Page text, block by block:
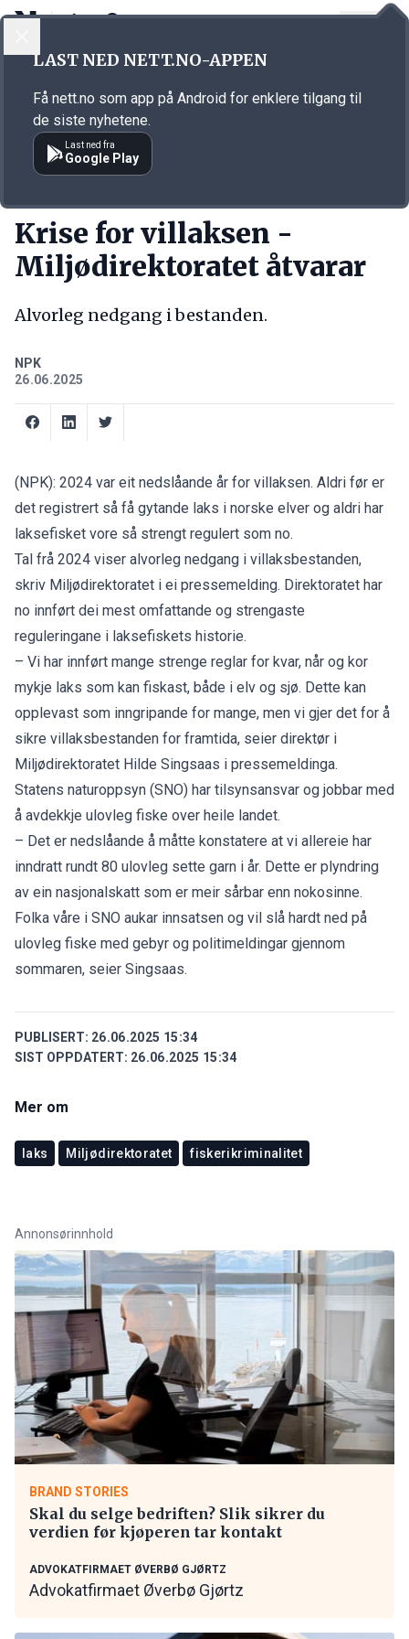
Annonsørinnhold
Krise for villaksen -
Miljødirektoratet åtvarar
Alvorleg nedgang i bestanden.
NPK
26.06.2025
(NPK): 2024 var eit nedslåande år for villaksen. Aldri før er
det registrert så få gytande laks i norske elver og aldri har
laksefisket vore så strengt regulert som no.
Tal frå 2024 viser alvorleg nedgang i villaksbestanden,
skriv Miljødirektoratet i ei pressemelding. Direktoratet har
no innført dei mest omfattande og strengaste
reguleringane i laksefiskets historie.
– Vi har innført mange strenge reglar for kvar, når og kor
mykje laks som kan fiskast, både i elv og sjø. Dette kan
opplevast som inngripande for mange, men vi gjer det for å
sikre villaksbestanden for framtida, seier direktør i
Miljødirektoratet Hilde Singsaas i pressemeldinga.
Statens naturoppsyn (SNO) har tilsynsansvar og jobbar med
å avdekkje ulovleg fiske over heile landet.
– Det er nedslåande å måtte konstatere at vi allereie har
inndratt rundt 80 ulovleg sette garn i år. Dette er plyndring
av ein nasjonalskatt som er meir sårbar enn nokosinne.
Folka våre i SNO aukar innsatsen og vil slå hardt ned på
ulovleg fiske med gebyr og politimeldingar gjennom
sommaren, seier Singsaas.
PUBLISERT: 26.06.2025 15:34
SIST OPPDATERT: 26.06.2025 15:34
Mer om
laks Miljødirektoratet fiskerikriminalitet
Annonsørinnhold
BRAND STORIES
Skal du selge bedriften? Slik sikrer du
verdien før kjøperen tar kontakt
ADVOKATFIRMAET ØVERBØ GJØRTZ
Advokatfirmaet Øverbø Gjørtz
LAST NED NETT.NO-APPEN
Få nett.no som app på Android for enklere tilgang til
de siste nyhetene.
Last ned fra
Google Play